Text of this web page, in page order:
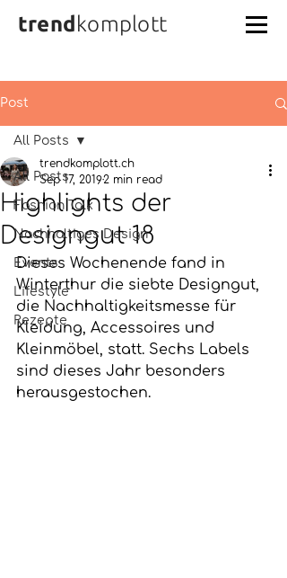
trend komplott
Post
All Posts
Fashion Talk
Nachhaltiges Design
Events
Lifestyle
Rezepte
All Posts
Highlights der
Designgut 18
trendkomplott.ch
Sep 17, 20192 min read
Dieses Wochenende fand in
Winterthur die siebte Designgut,
die Nachhaltigkeitsmesse für
Kleidung, Accessoires und
Kleinmöbel, statt. Sechs Labels
sind dieses Jahr besonders
herausgestochen.